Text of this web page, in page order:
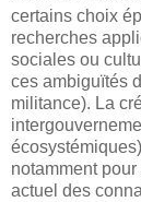
certains choix
recherches
sociales ou
ces ambiguïtés
militance). La
notamment
actuel des